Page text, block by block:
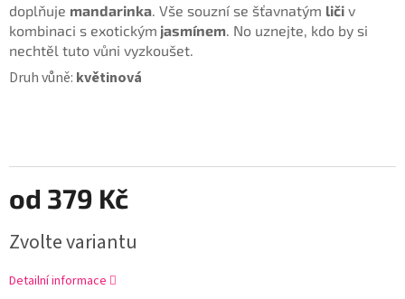
od 379 Kč
Zvolte variantu
doplňuje mandarinka. Vše souzní se šťavnatým liči v
kombinaci s exotickým jasmínem. No uznejte, kdo by si
nechtěl tuto vůni vyzkoušet.
Druh vůně: květinová
Detailní informace